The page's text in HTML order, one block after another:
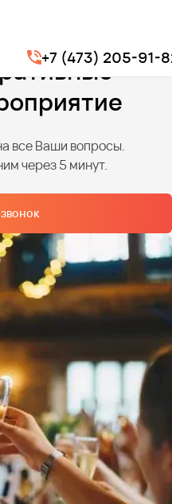
+7 (473) 205-91-
все Ваши вопросы.
через 5 минут.